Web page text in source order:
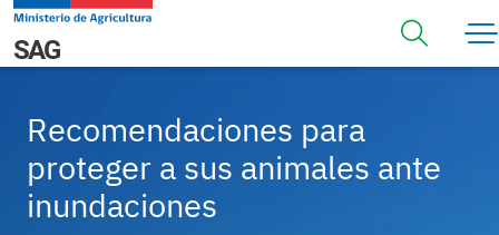
Pasar al contenido principal
Navegación principal
SAG
Recomendaciones para
proteger a sus animales ante
inundaciones